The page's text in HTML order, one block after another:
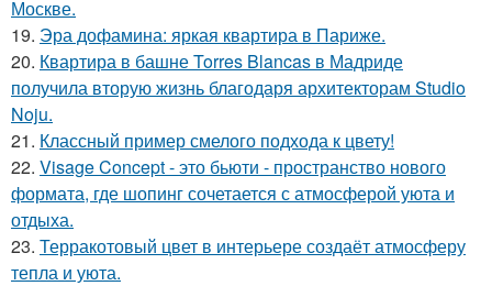
Москве.
19. Эра дофамина: яркая квартира в Париже.
20. Квартира в башне Torres Blancas в Мадриде
получила вторую жизнь благодаря архитекторам Studio
Noju.
21. Классный пример смелого подхода к цвету!
22. Visage Concept - это бьюти - пространство нового
формата, где шопинг сочетается с атмосферой уюта и
отдыха.
23. Терракотовый цвет в интерьере создаёт атмосферу
тепла и уюта.